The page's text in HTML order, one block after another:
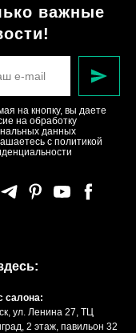
важные
на кнопку, вы даете
на обработку
данных
c политикой
салона:
ул. Ленина 27, ТЦ
2 этаж, павильон 32